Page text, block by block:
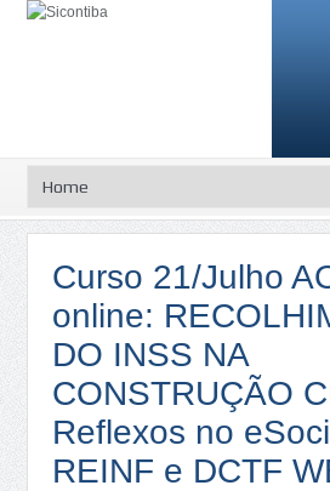
Curso 21/Julho
online:
DO INSS NA
CONSTRUÇÃO
Reflexos no
REINF e DCTF